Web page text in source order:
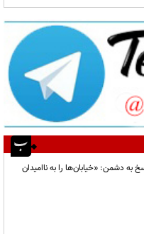
به دشمن: «خیابان‌ها را به ناامیدان